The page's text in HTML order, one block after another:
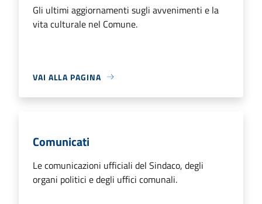
Gli ultimi aggiornamenti sugli avvenimenti e la
vita culturale nel Comune.
VAI ALLA PAGINA
Comunicati
Le comunicazioni ufficiali del Sindaco, degli
organi politici e degli uffici comunali.